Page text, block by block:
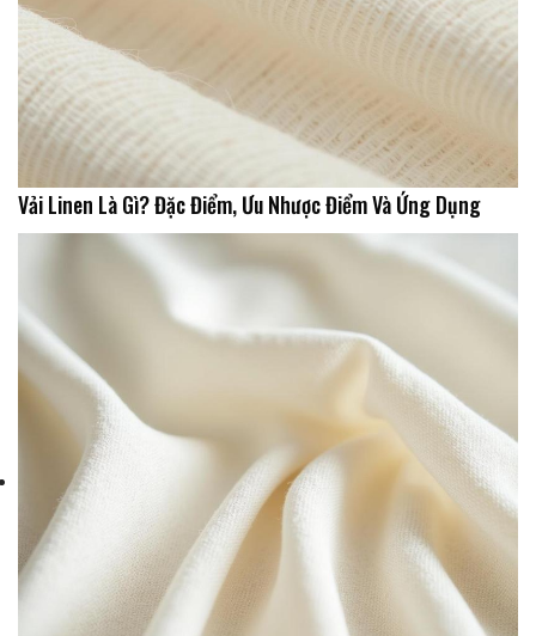
Vải Linen Là Gì? Đặc Điểm, Ưu Nhược Điểm Và Ứng Dụng